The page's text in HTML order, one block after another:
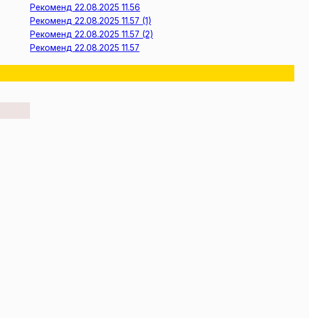
Рекоменд 22.08.2025 11.56
Рекоменд 22.08.2025 11.57 (1)
Рекоменд 22.08.2025 11.57 (2)
Рекоменд 22.08.2025 11.57